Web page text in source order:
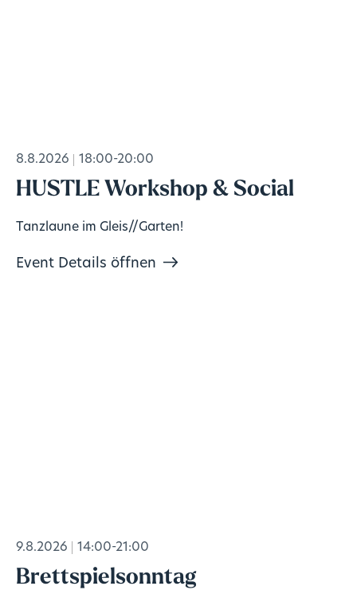
8.8.2026 18:00-20:00
HUSTLE Workshop & Social
Tanzlaune im Gleis//Garten!
Event Details öffnen
9.8.2026 14:00-21:00
Brettspielsonntag